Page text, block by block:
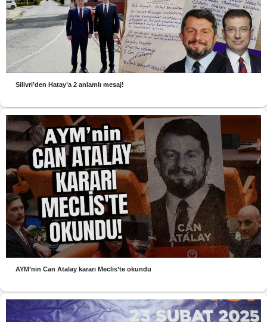
Silivri’den Hatay’a 2 anlamlı mesaj!
AYM’nin Can Atalay kararı Meclis’te okundu